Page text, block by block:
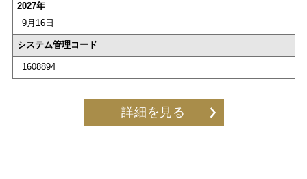
2027年
9月16日
システム管理コード
1608894
詳細を見る